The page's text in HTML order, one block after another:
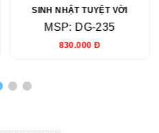
SINH NHẬT TUYỆT VỜI
MSP: DG-235
830.000 Đ